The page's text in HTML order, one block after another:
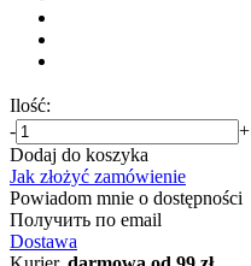
Ilość:
-
+
Dodaj do koszyka
Jak złożyć zamówienie
Powiadom mnie o dostępności
Получить по email
Dostawa